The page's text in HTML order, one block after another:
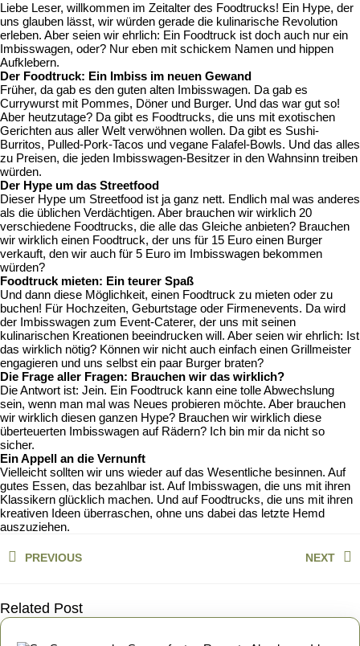
Liebe Leser, willkommen im Zeitalter des Foodtrucks! Ein Hype, der
uns glauben lässt, wir würden gerade die kulinarische Revolution
erleben. Aber seien wir ehrlich: Ein Foodtruck ist doch auch nur ein
Imbisswagen, oder? Nur eben mit schickem Namen und hippen
Aufklebern.
Der Foodtruck: Ein Imbiss im neuen Gewand
Früher, da gab es den guten alten Imbisswagen. Da gab es
Currywurst mit Pommes, Döner und Burger. Und das war gut so!
Aber heutzutage? Da gibt es Foodtrucks, die uns mit exotischen
Gerichten aus aller Welt verwöhnen wollen. Da gibt es Sushi-
Burritos, Pulled-Pork-Tacos und vegane Falafel-Bowls. Und das alles
zu Preisen, die jeden Imbisswagen-Besitzer in den Wahnsinn treiben
würden.
Der Hype um das Streetfood
Dieser Hype um Streetfood ist ja ganz nett. Endlich mal was anderes
als die üblichen Verdächtigen. Aber brauchen wir wirklich 20
verschiedene Foodtrucks, die alle das Gleiche anbieten? Brauchen
wir wirklich einen Foodtruck, der uns für 15 Euro einen Burger
verkauft, den wir auch für 5 Euro im Imbisswagen bekommen
würden?
Foodtruck mieten: Ein teurer Spaß
Und dann diese Möglichkeit, einen Foodtruck zu mieten oder zu
buchen! Für Hochzeiten, Geburtstage oder Firmenevents. Da wird
der Imbisswagen zum Event-Caterer, der uns mit seinen
kulinarischen Kreationen beeindrucken will. Aber seien wir ehrlich: Ist
das wirklich nötig? Können wir nicht auch einfach einen Grillmeister
engagieren und uns selbst ein paar Burger braten?
Die Frage aller Fragen: Brauchen wir das wirklich?
Die Antwort ist: Jein. Ein Foodtruck kann eine tolle Abwechslung
sein, wenn man mal was Neues probieren möchte. Aber brauchen
wir wirklich diesen ganzen Hype? Brauchen wir wirklich diese
überteuerten Imbisswagen auf Rädern? Ich bin mir da nicht so
sicher.
Ein Appell an die Vernunft
Vielleicht sollten wir uns wieder auf das Wesentliche besinnen. Auf
gutes Essen, das bezahlbar ist. Auf Imbisswagen, die uns mit ihren
Klassikern glücklich machen. Und auf Foodtrucks, die uns mit ihren
kreativen Ideen überraschen, ohne uns dabei das letzte Hemd
auszuziehen.
PREVIOUS
post:
NEXT
Related Post